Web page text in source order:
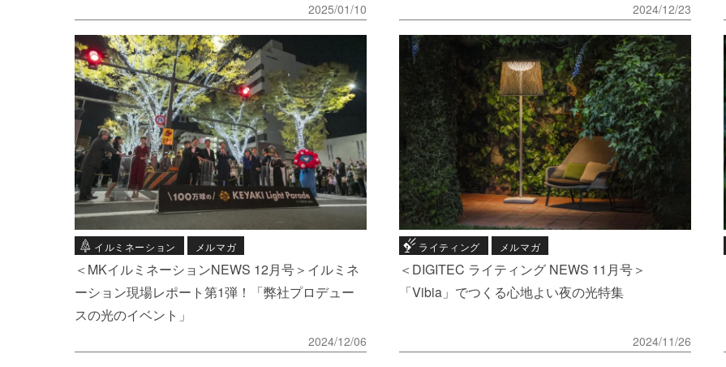
2025/01/10 2024/12/23
イルミネーション メルマガ
＜MKイルミネーションNEWS 12月号＞イルミネ
ーション現場レポート第1弾！「弊社プロデュー
スの光のイベント」
2024/12/06
ライティング メルマガ
＜DIGITEC ライティング NEWS 11月号＞
「Vibia」でつくる心地よい夜の光特集
2024/11/26